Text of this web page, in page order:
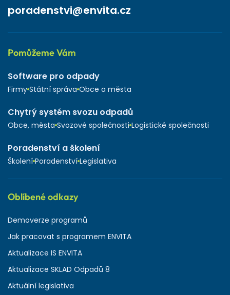
poradenstvi@envita.cz
Pomůžeme Vám
Software pro odpady
Firmy Státní správa Obce a města
Chytrý systém svozu odpadů
Obce, města Svozové společnosti Logistické společnosti
Poradenství a školení
Školení Poradenství Legislativa
Oblíbené odkazy
Demoverze programů
Jak pracovat s programem ENVITA
Aktualizace IS ENVITA
Aktualizace SKLAD Odpadů 8
Aktuální legislativa